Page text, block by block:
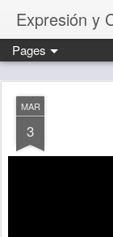
Expresión y
Pages
MAR
3